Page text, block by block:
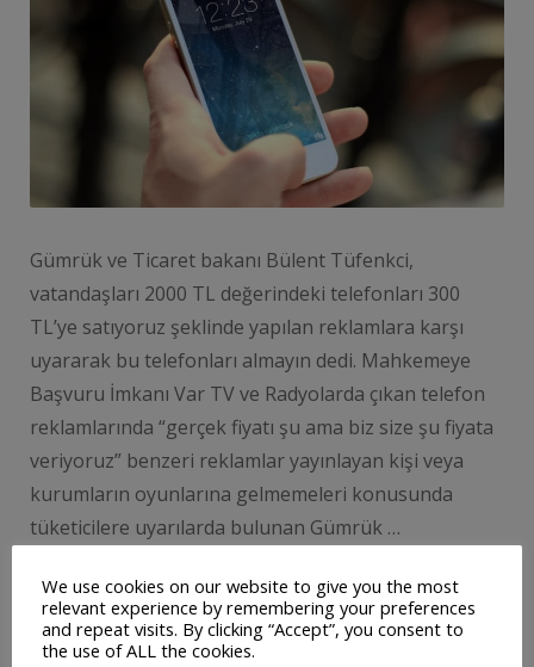
Gümrük ve Ticaret bakanı Bülent Tüfenkci,
vatandaşları 2000 TL değerindeki telefonları 300
TL’ye satıyoruz şeklinde yapılan reklamlara karşı
uyararak bu telefonları almayın dedi. Mahkemeye
Başvuru İmkanı Var TV ve Radyolarda çıkan telefon
reklamlarında “gerçek fiyatı şu ama biz size şu fiyata
veriyoruz” benzeri reklamlar yayınlayan kişi veya
kurumların oyunlarına gelmemeleri konusunda
tüketicilere uyarılarda bulunan Gümrük …
DEVAMINI OKU
We use cookies on our website to give you the most
relevant experience by remembering your preferences
and repeat visits. By clicking “Accept”, you consent to
the use of ALL the cookies.